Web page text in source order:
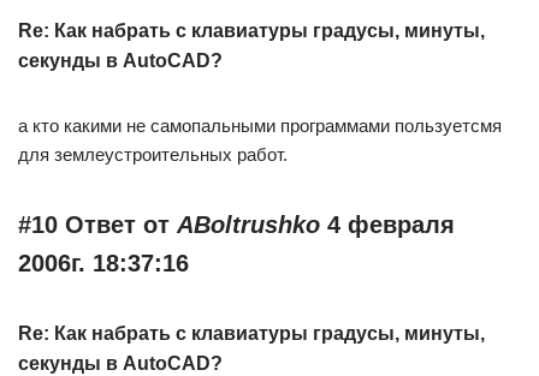
Re: Как набрать с клавиатуры градусы, минуты,
секунды в AutoCAD?
а кто какими не самопальными программами пользуетсмя
для землеустроительных работ.
#10 Ответ от ABoltrushko 4 февраля
2006г. 18:37:16
Re: Как набрать с клавиатуры градусы, минуты,
секунды в AutoCAD?